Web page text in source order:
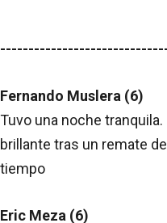
Fernando Muslera (6)
Tuvo una noche
brillante tras un remate
tiempo
Eric Meza (6)